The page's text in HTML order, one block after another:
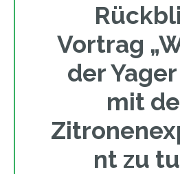
Vortrag
der
mit
nt zu